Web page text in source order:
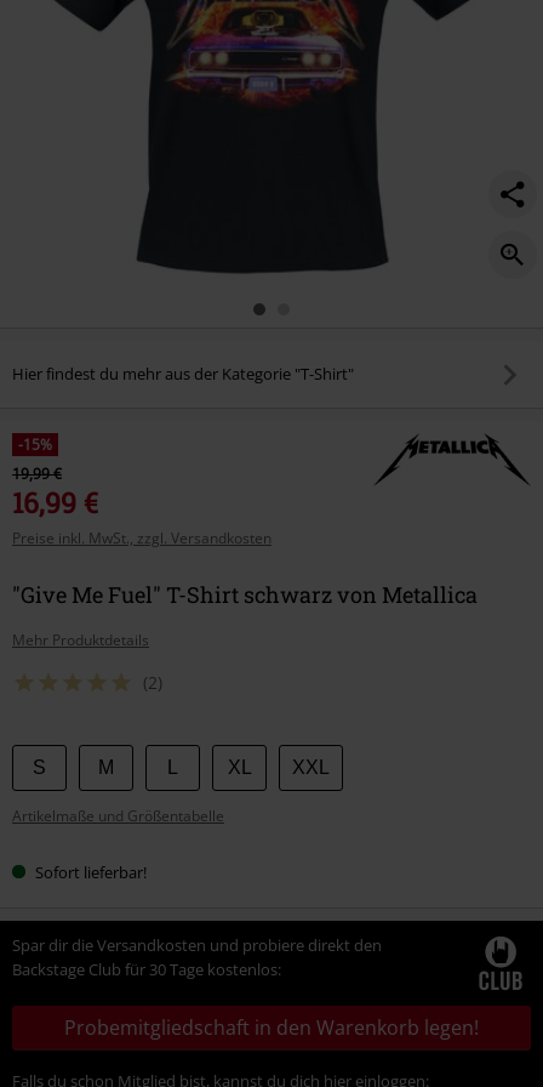
Hier findest du mehr aus der Kategorie "T-Shirt"
-15%
19,99 €
16,99 €
Preise inkl. MwSt., zzgl. Versandkosten
"Give Me Fuel" T-Shirt schwarz von Metallica
Mehr Produktdetails
(2)
Wähle
deine
Größe
S M XL XXL
Artikelmaße und Größentabelle
Sofort lieferbar!
Spar dir die Versandkosten und probiere direkt den
Backstage Club für 30 Tage kostenlos:
Probemitgliedschaft in den Warenkorb legen!
Falls du schon Mitglied bist, kannst du dich hier einloggen: